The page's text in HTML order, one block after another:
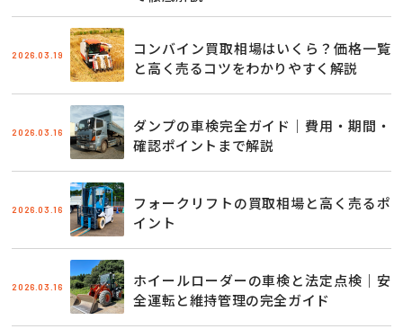
2026.03.19
コンバイン買取相場はいくら？価格一覧
と高く売るコツをわかりやすく解説
2026.03.16
ダンプの車検完全ガイド｜費用・期間・
確認ポイントまで解説
2026.03.16
フォークリフトの買取相場と高く売るポ
イント
2026.03.16
ホイールローダーの車検と法定点検｜安
全運転と維持管理の完全ガイド